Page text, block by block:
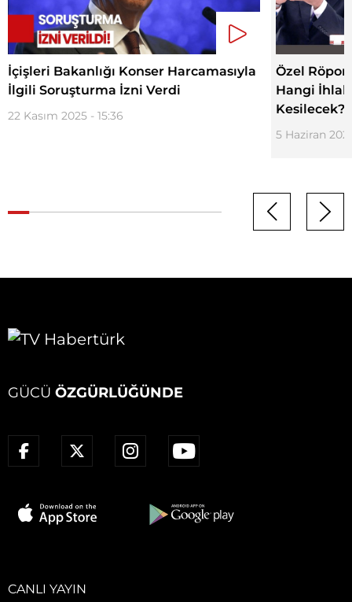
İçişleri Bakanlığı Konser Harcamasıyla
İlgili Soruşturma İzni Verdi
22 Kasım 2025 - 15:36
Özel
Hangi
Kesilecek?)
5 Haziran
GÜCÜ ÖZGÜRLÜĞÜNDE
CANLI YAYIN